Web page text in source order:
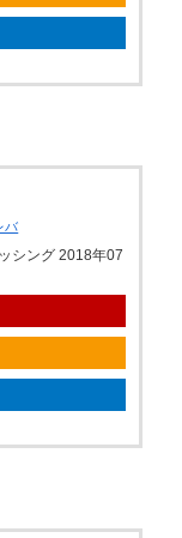
バ
シング 2018年07